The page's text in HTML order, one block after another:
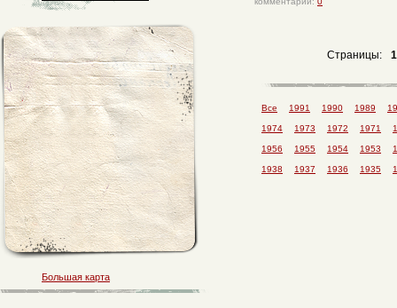
Страницы: 1
Все 1991 1990 1989
1974 1973 1972 1971
1956 1955 1954 1953
1938 1937 1936 1935
Большая карта